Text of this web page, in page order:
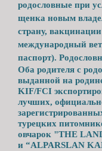
родословные при
щенка новым
страну, вакцинации
международный
паспорт).
Оба родителя с
выданной на
KIF/FCI
лучших,
турецких
овчарок "THE
и “ALPARSLAN